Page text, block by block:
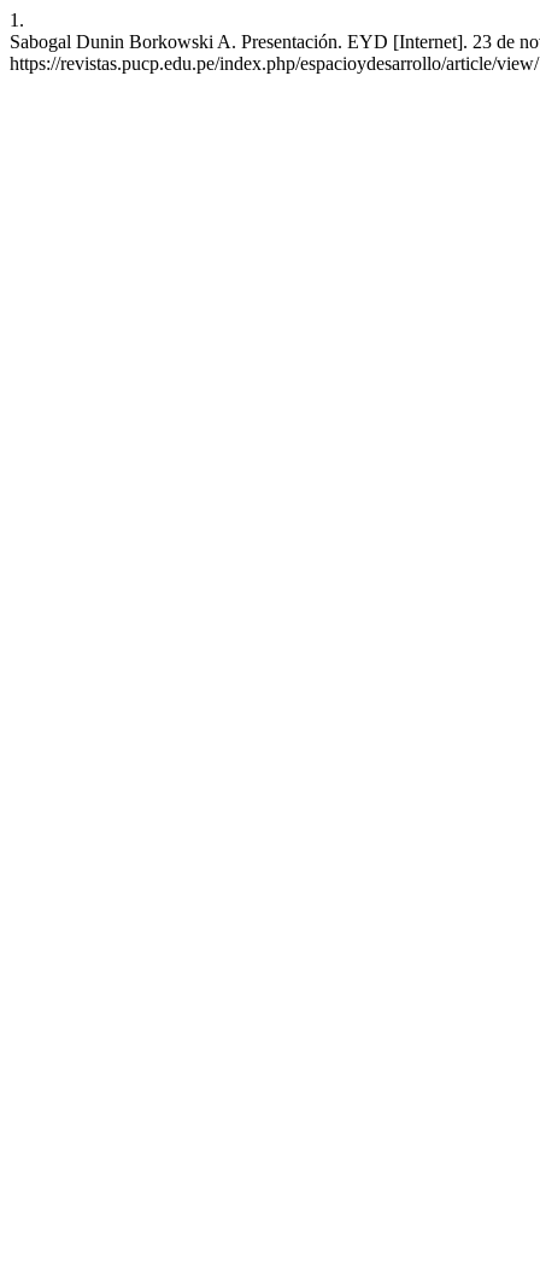
1.
Sabogal Dunin Borkowski A. Presentación. EYD [Internet]. 23 de
https://revistas.pucp.edu.pe/index.php/espacioydesarrollo/article/